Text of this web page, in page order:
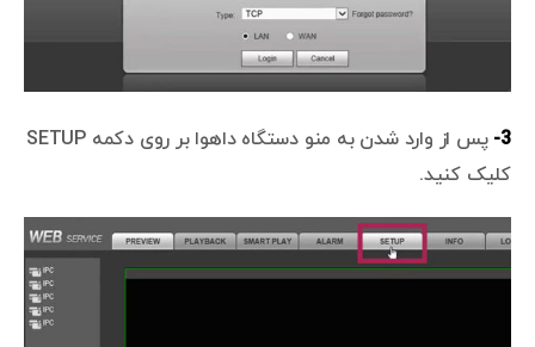
3-
پس از وارد شدن به منو دستگاه داهوا بر روی دکمه SETUP
کلیک کنید.